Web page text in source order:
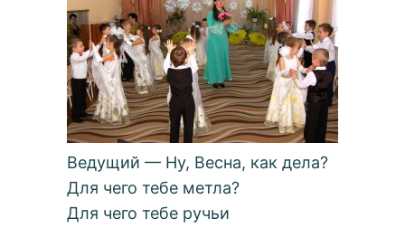
Ведущий — Ну, Весна, как дела?
Для чего тебе метла?
Для чего тебе ручьи